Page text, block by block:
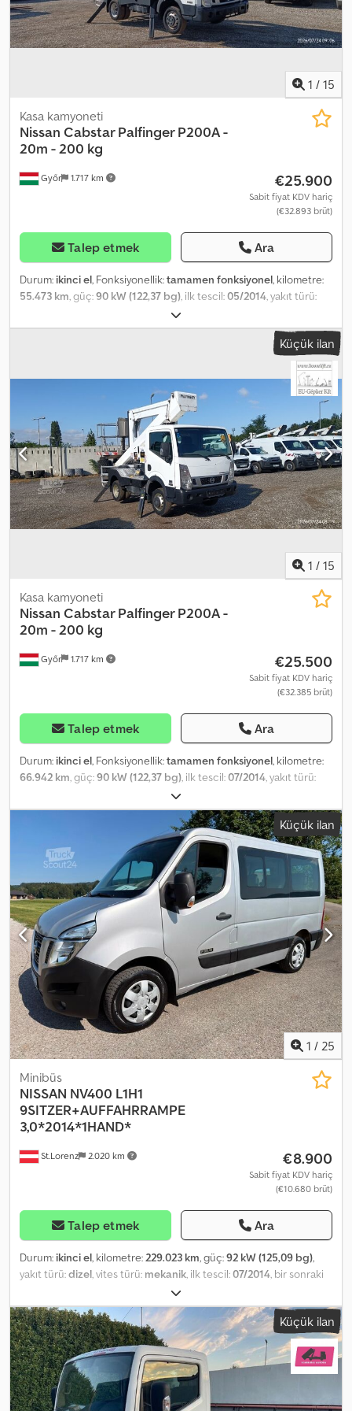
SEBASTIAN - Lehçe, Almanca, İtalyanca, (Diğer dil) LASZLO -
Macarca COSTEL - Romen (Romen dilinde ihracat için gerekli tüm
işlemleri ve belgeleri hazırlıyoruz, plaka dahil) RADEK - (Diğer dil) :
1 / 15
Győr 1.717 km
Kasa kamyoneti
Nissan Cabstar Palfinger P200A -
20m - 200 kg
€25.900
Sabit fiyat KDV hariç
(€32.893 brüt)
Talep etmek Ara
Durum: ikinci el, Fonksiyonellik:tamamen fonksiyonel, kilometre:
55.473 km, güç:90 kW (122,37 bg), ilk tescil:05/2014, yakıt türü:
, lastik durumu:
konfigürasyonu:4x2, renk:beyaz, vites türü:mekanik, emisyon
, çalışma saatleri:3.810
, Nissan Cabstar Palfinger
P200A - 20m - 200 kg Çalışma yüksekliği: 20 m Maksimum yatay
erişim: 7,5 m Kilometre: 55473 km Çalışma saati: 3810 İlk kayıt tarihi:
2014/05 Emisyon Sınıfı: EURO5B Cjdjzn I Ntepfx Adqorf Yakıt: Dizel
Güç: 90 kW Silindir Hacmi (ccm): 2488 Tip: Hidrolik çalışma
platformu, kullanılmış araç İzin Verilen Brüt Araç Ağırlığı (GVW):
3500 kg Koltuk Sayısı: 3 Şanzıman: Manuel şanzıman Stokta
mevcut Özellikler: ABS, servo, tamamen hidrolik çalışma, dönebilen
bom ve sepet, "A" tipi stabilizasyon, kısaltılmış dingil mesafesi,
alüminyum sepet, yerden ve sepetten motor çalıştırma/durdurma
Araç Açıklaması: Makine çok iyi durumda, motor ve hidrolik sistemi
Küçük ilan
1 / 15
Győr 1.717 km
Kasa kamyoneti
Nissan Cabstar Palfinger P200A -
20m - 200 kg
€25.500
Sabit fiyat KDV hariç
(€32.385 brüt)
Talep etmek Ara
Durum: ikinci el, Fonksiyonellik:tamamen fonksiyonel, kilometre:
66.942 km, güç:90 kW (122,37 bg), ilk tescil:07/2014, yakıt türü:
, lastik durumu:
konfigürasyonu:4x2, renk:beyaz, vites türü:mekanik, emisyon
, Üretim yılı:2014, çalışma saatleri:5.218
ABS, hidrolik direksiyon, Nissan Cabstar Palfinger
P200A - 20m - 200 kg Çalışma yüksekliği: 20 m Maksimum yatay
erişim: 7,5 m Kilometre: 66942 km Çalışma saati: 5218 İlk kayıt tarihi:
2014/07 Emisyon Sınıfı: EURO5B Yakıt: Dizel Güç: 90 kW Motor
Hacmi (cc): 2488 Tip: Hidrolik çalışma platformu, kullanılmış araç
İzin Verilen Azami Araç Ağırlığı (GVW): 3500 kg Koltuk Sayısı: 3
Şanzıman: Manuel şanzıman Stokta mevcuttur. Özellikler: ABS,
hidrolik direksiyon, tamamen hidrolik çalışma, dönebilen bom ve
sepet, "A" tipi stabilizasyon, kısaltılmış dingil mesafesi, alüminyum
sepet, yerden ve sepetten motor çalıştırma/durdurma Crsdpfxjzn I
Ezo Adqjf Araç Açıklaması: Makine çok iyi durumdadır, motoru ve
hidrolik sistemi çok temizdir ve iyi çalışır. Fiyat NETTO ihracat
fiyatıdır. Şu dillerde hizmet verebiliriz: - İngilizce - Almanca -
Macarca
Küçük ilan
1 / 25
St.Lorenz 2.020 km
Minibüs
NISSAN NV400 L1H1
9SITZER+AUFFAHRRAMPE
3,0*2014*1HAND*
€8.900
Sabit fiyat KDV hariç
(€10.680 brüt)
Talep etmek Ara
Durum: ikinci el, kilometre:229.023 km, güç:92 kW (125,09 bg),
yakıt türü:dizel, vites türü: mekanik, ilk tescil:07/2014, bir sonraki
, emisyon sınıfı:
sayısı:9, Donanım:ABS, elektronik denge programı (ESP),
immobilizer sistemi, is filtrasyon filtresi, klima, merkezi kilitleme, *
Nissan NV400 Kombi, 9 koltuklu, rampalı (engellilere uygun) * 1.
sahibi, Avusturya aracı * Euro 5b * Boş ağırlık: 2113 kg - Toplam
ağırlık: 2980 kg * Çekme yükü: 2500 kg - Dingil mesafesi: 3182 mm
* Tüm bilgiler bağlayıcı değildir Credpfjzrklxox Adqof * Hata ve ön
satış hakkı saklıdır * Dahili numara: 71 Özel ekipman: Cool & Sound
Küçük ilan